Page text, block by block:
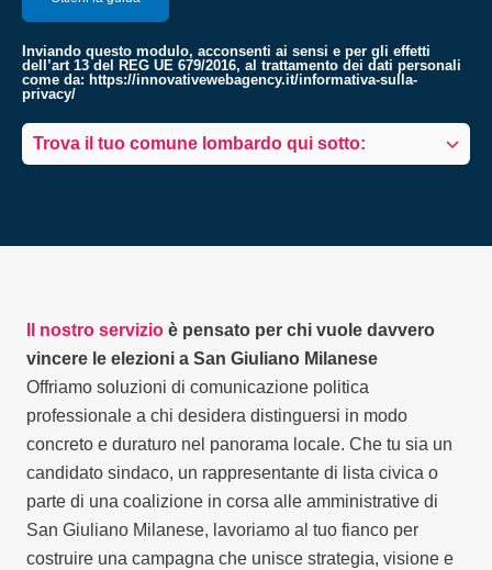
Inviando questo modulo, acconsenti ai sensi e per gli effetti
dell’art 13 del REG UE 679/2016, al trattamento dei dati personali
come da: https://innovativewebagency.it/informativa-sulla-
privacy/
Trova il tuo comune lombardo qui sotto:
Il nostro servizio è pensato per chi vuole davvero
vincere le elezioni a San Giuliano Milanese
Offriamo soluzioni di comunicazione politica
professionale a chi desidera distinguersi in modo
concreto e duraturo nel panorama locale. Che tu sia un
candidato sindaco, un rappresentante di lista civica o
parte di una coalizione in corsa alle amministrative di
San Giuliano Milanese, lavoriamo al tuo fianco per
costruire una campagna che unisce strategia, visione e